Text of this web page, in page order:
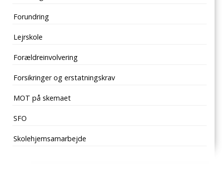
Forundring
Lejrskole
Forældreinvolvering
Forsikringer og erstatningskrav
MOT på skemaet
SFO
Skolehjemsamarbejde